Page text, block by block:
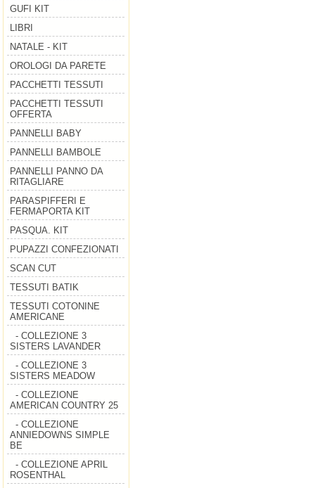
GUFI KIT
LIBRI
NATALE - KIT
OROLOGI DA PARETE
PACCHETTI TESSUTI
PACCHETTI TESSUTI
OFFERTA
PANNELLI BABY
PANNELLI BAMBOLE
PANNELLI PANNO DA
RITAGLIARE
PARASPIFFERI E
FERMAPORTA KIT
PASQUA. KIT
PUPAZZI CONFEZIONATI
SCAN CUT
TESSUTI BATIK
TESSUTI COTONINE
AMERICANE
- COLLEZIONE 3
SISTERS LAVANDER
- COLLEZIONE 3
SISTERS MEADOW
- COLLEZIONE
AMERICAN COUNTRY 25
- COLLEZIONE
ANNIEDOWNS SIMPLE
BE
- COLLEZIONE APRIL
ROSENTHAL